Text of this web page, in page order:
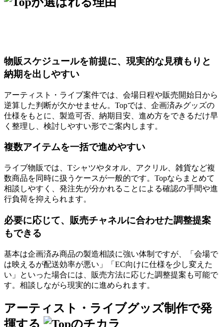
物販スケジュールを前提に、現実的な見積もりと
納期を出しやすい
アーティスト・ライブ案件では、会場日程や販売開始日から
逆算した判断が欠かせません。Topでは、企画済みグッズの
仕様をもとに、製造可否、納期目安、進め方をできるだけ早
く整理し、検討しやすい形でご案内します。
複数アイテムを一括で進めやすい
ライブ物販では、Tシャツやタオル、アクリル、雑貨など複
数商品を同時に扱うケースが一般的です。Topならまとめて
相談しやすく、発注先が分かれることによる確認の手間や進
行負荷を抑えられます。
必要に応じて、販売チャネルに合わせた調整提案
もできる
基本は企画済み商品の製造相談に強い体制ですが、「会場で
は映えるが配送効率が悪い」「EC向けに仕様を少し変えた
い」といった場合には、販売方法に応じた調整提案も可能で
す。相談しながら現実的に進められます。
アーティスト・ライブグッズ制作で発
揮する